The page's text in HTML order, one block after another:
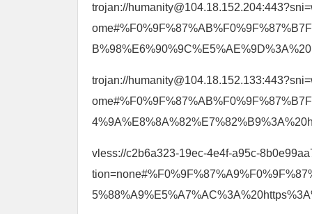
trojan://
trojan://
vless://c2b6a323-19ec-4e4f-a95c-